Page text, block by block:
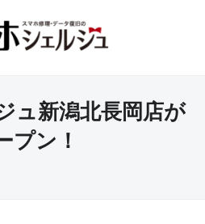
ュ新潟北長岡店が
プン！